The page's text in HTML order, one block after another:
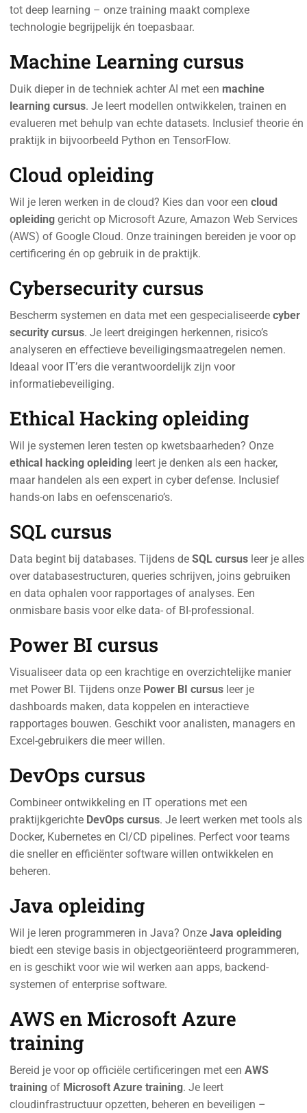
tot deep learning – onze training maakt complexe
technologie begrijpelijk én toepasbaar.
Machine Learning cursus
Duik dieper in de techniek achter AI met een machine
learning cursus. Je leert modellen ontwikkelen, trainen en
evalueren met behulp van echte datasets. Inclusief theorie én
praktijk in bijvoorbeeld Python en TensorFlow.
Cloud opleiding
Wil je leren werken in de cloud? Kies dan voor een cloud
opleiding gericht op Microsoft Azure, Amazon Web Services
(AWS) of Google Cloud. Onze trainingen bereiden je voor op
certificering én op gebruik in de praktijk.
Cybersecurity cursus
Bescherm systemen en data met een gespecialiseerde cyber
security cursus. Je leert dreigingen herkennen, risico’s
analyseren en effectieve beveiligingsmaatregelen nemen.
Ideaal voor IT’ers die verantwoordelijk zijn voor
informatiebeveiliging.
Ethical Hacking opleiding
Wil je systemen leren testen op kwetsbaarheden? Onze
ethical hacking opleiding leert je denken als een hacker,
maar handelen als een expert in cyber defense. Inclusief
hands-on labs en oefenscenario’s.
SQL cursus
Data begint bij databases. Tijdens de SQL cursus leer je alles
over databasestructuren, queries schrijven, joins gebruiken
en data ophalen voor rapportages of analyses. Een
onmisbare basis voor elke data- of BI-professional.
Power BI cursus
Visualiseer data op een krachtige en overzichtelijke manier
met Power BI. Tijdens onze Power BI cursus leer je
dashboards maken, data koppelen en interactieve
rapportages bouwen. Geschikt voor analisten, managers en
Excel-gebruikers die meer willen.
DevOps cursus
Combineer ontwikkeling en IT operations met een
praktijkgerichte DevOps cursus. Je leert werken met tools als
Docker, Kubernetes en CI/CD pipelines. Perfect voor teams
die sneller en efficiënter software willen ontwikkelen en
beheren.
Java opleiding
Wil je leren programmeren in Java? Onze Java opleiding
biedt een stevige basis in objectgeoriënteerd programmeren,
en is geschikt voor wie wil werken aan apps, backend-
systemen of enterprise software.
AWS en Microsoft Azure
training
Bereid je voor op officiële certificeringen met een AWS
training of Microsoft Azure training. Je leert
cloudinfrastructuur opzetten, beheren en beveiligen –